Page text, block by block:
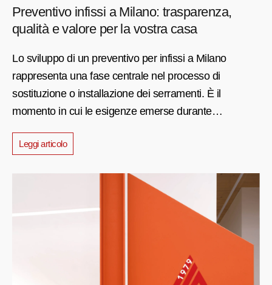
Preventivo infissi a Milano: trasparenza,
qualità e valore per la vostra casa
Lo sviluppo di un preventivo per infissi a Milano
rappresenta una fase centrale nel processo di
sostituzione o installazione dei serramenti. È il
momento in cui le esigenze emerse durante…
Leggi articolo